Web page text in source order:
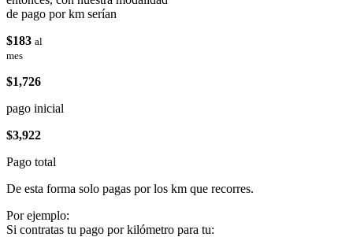
de pago por km serían
$183 al
mes
$1,726
pago inicial
$3,922
Pago total
De esta forma solo pagas por los km que recorres.
Por ejemplo:
Si contratas tu pago por kilómetro para tu: